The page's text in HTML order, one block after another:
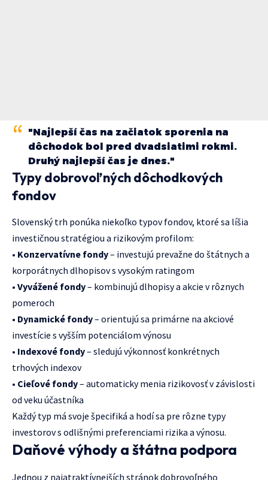
"Najlepší čas na začiatok sporenia na
dôchodok bol pred dvadsiatimi rokmi.
Druhý najlepší čas je dnes."
Typy dobrovoľných dôchodkových
fondov
Slovenský trh ponúka niekoľko typov fondov, ktoré sa líšia
investičnou stratégiou a rizikovým profilom:
• Konzervatívne fondy– investujú prevažne do štátnych a
korporátnych dlhopisov s vysokým ratingom
• Vyvážené fondy– kombinujú dlhopisy a akcie v rôznych
pomeroch
• Dynamické fondy– orientujú sa primárne na akciové
investície s vyšším potenciálom výnosu
• Indexové fondy– sledujú výkonnosť konkrétnych
trhových indexov
• Cieľové fondy– automaticky menia rizikovosť v závislosti
od veku účastníka
Každý typ má svoje špecifiká a hodí sa pre rôzne typy
investorov s odlišnými preferenciami rizika a výnosu.
Daňové výhody a štátna podpora
Jednou z najatraktívnejších stránok dobrovoľného